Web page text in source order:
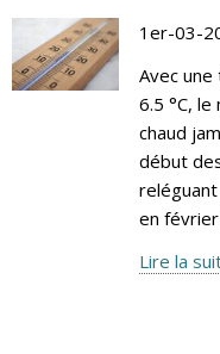
1er-03-
Avec
6.5 °C,
chaud
début
en février
Lire la